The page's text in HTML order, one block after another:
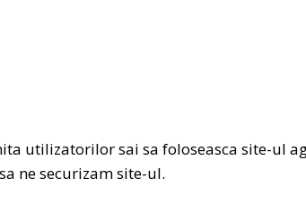
utilizatorilor sai sa foloseasca site-ul
ne securizam site-ul.